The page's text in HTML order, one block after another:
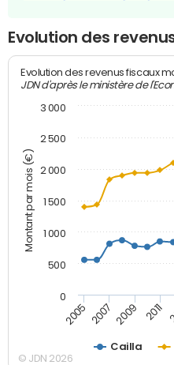
Evolution des
Montant par mois (€)
Evolution des revenus fiscaux
JDN d'après le ministère de
Cailla
2005 2007 2009 2011
0
500
1 000
1 500
2 000
2 500
3 000
© JDN 2026